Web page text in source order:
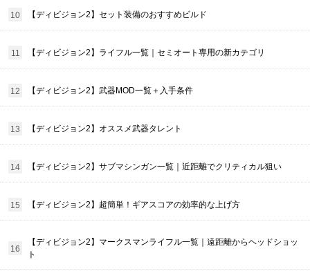
【ディビジョン2】セット装備のおすすめビルド
【ディビジョン2】ライフル一覧｜セミオート専用の新カテゴリ
【ディビジョン2】武器MOD一覧＋入手条件
【ディビジョン2】オススメ武器タレント
【ディビジョン2】サブマシンガン一覧｜近距離でクリティカル狙い
【ディビジョン2】超簡単！ギアスコアの効率的な上げ方
【ディビジョン2】マークスマンライフル一覧｜遠距離からヘッドショッ
ト